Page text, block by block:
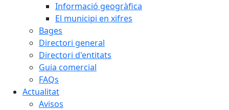
Informació geogràfica
El municipi en xifres
Bages
Directori general
Directori d'entitats
Guia comercial
FAQs
Actualitat
Avisos